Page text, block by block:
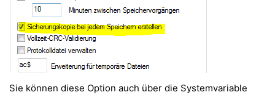
Sie können diese Option auch über die Systemvariable